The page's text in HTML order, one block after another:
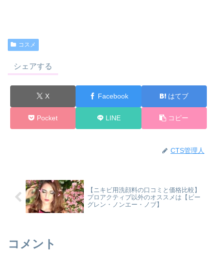
コスメ
シェアする
X Facebook はてブ
Pocket LINE コピー
CTS管理人
【ニキビ用洗顔料の口コミと価格比較】
プロアクティブ以外のオススメは【ビー
グレン・ノンエー・ノブ】
コメント